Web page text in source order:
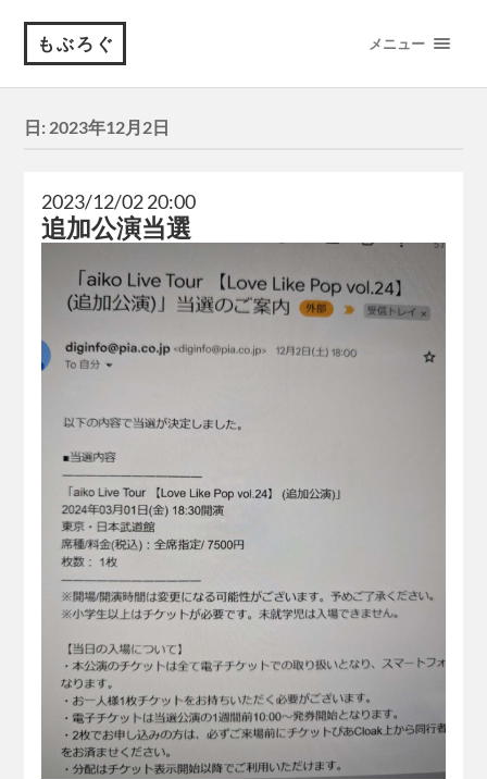
もぶろぐ メニュー
日: 2023年12月2日
2023/12/02 20:00
追加公演当選